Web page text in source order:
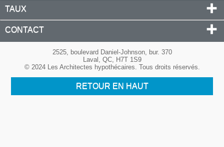
TAUX
CONTACT
2525, boulevard Daniel-Johnson, bur. 370
Laval, QC, H7T 1S9
© 2024 Les Architectes hypothécaires. Tous droits réservés.
RETOUR EN HAUT